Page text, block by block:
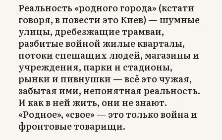
Реальность «родного города» (кстати
говоря, в повести это Киев) — шумные
улицы, дребезжащие трамваи,
разбитые войной жилые кварталы,
потоки спешащих людей, магазины и
учреждения, парки и стадионы,
рынки и пивнушки — всё это чужая,
забытая ими, непонятная реальность.
И как в ней жить, они не знают.
«Родное», «свое» — это только война и
фронтовые товарищи.